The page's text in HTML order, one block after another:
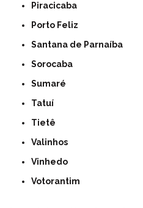
Piracicaba
Porto Feliz
Santana de Parnaíba
Sorocaba
Sumaré
Tatuí
Tietê
Valinhos
Vinhedo
Votorantim